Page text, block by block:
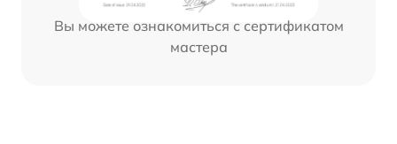
Вы можете ознакомиться с сертификатом
мастера